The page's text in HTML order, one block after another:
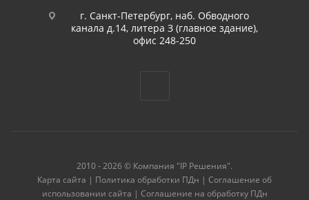
г. Санкт-Петербург, наб. Обводного
канала д.14, литера З (главное здание),
офис 248-250
2010 - 2026 © Компания "IP Решения".
Карта сайта | Политика обработки ПДн | Соглашение об
использовании сайта | Соглашение на обработку ПДн